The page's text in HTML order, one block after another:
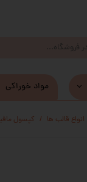
مواد خوراکی
انواع قالب ها کپسول